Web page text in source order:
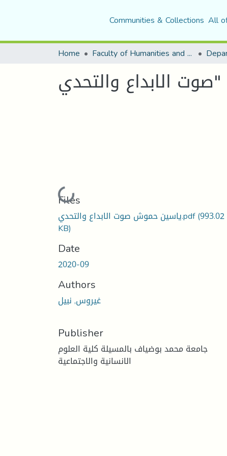
Communities & Collections All
Home Faculty of Humanities and Social Sciences
Loading...
Files
ياسين حموش صوت الابداع والتحدي.pdf(993.02
KB)
Date
2020-09
Authors
غيروس, نبيل
Publisher
جامعة محمد بوضياف بالمسيلة كلية العلوم
الانسانية والاجتماعية